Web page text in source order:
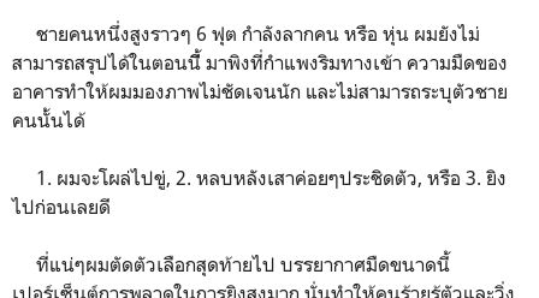
ชายคนหนึ่งสูงราวๆ 6 ฟุต กำลังลากคน หรือ หุ่น ผมยังไม่
สามารถสรุปได้ในตอนนีี้ มาพิงที่กำแพงริมทางเข้า ความมืดของ
อาคารทำให้ผมมองภาพไม่ชัดเจนนัก และไม่สามารถระบุตัวชาย
คนนั้นได้
1. ผมจะโผล่ไปขู่, 2. หลบหลังเสาค่อยๆประชิดตัว, หรือ 3. ยิง
ไปก่อนเลยดี
ที่แน่ๆผมตัดตัวเลือกสุดท้ายไป บรรยากาศมืดขนาดนี้
เปอร์เซ็นต์การพลาดในการยิงสูงมาก นั่นทำให้คนร้ายรู้ตัวและวิ่ง